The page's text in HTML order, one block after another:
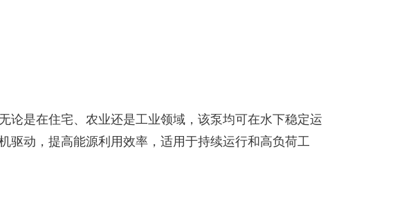
论是在住宅、农业还是工业领域，该泵均可在水下稳定运
驱动，提高能源利用效率，适用于持续运行和高负荷工